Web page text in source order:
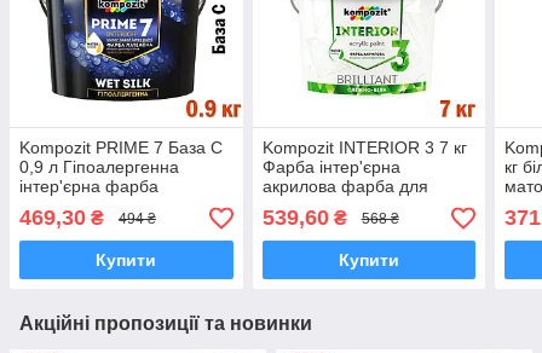
Kompozit PRIME 7 База С
0,9 л Гіпоалергенна
інтер'єрна фарба
латексна акрилова фарба
469,30 ₴ 494 ₴
Купити
Kompozit INTERIOR 3 7 кг
Фарба інтер'єрна
акрилова фарба для
539,60₴ 568 ₴
Купити
кг
Акційні пропозиції та новинки